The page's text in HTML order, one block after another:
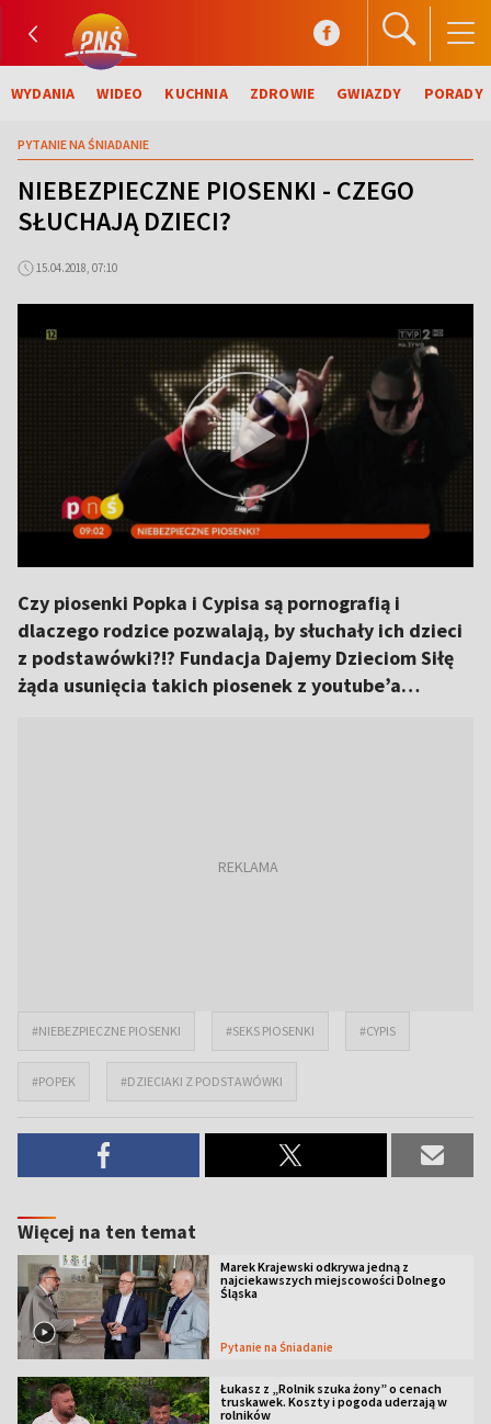
WYDANIA WIDEO KUCHNIA ZDROWIE GWIAZDY PORADY
PYTANIE NA ŚNIADANIE
NIEBEZPIECZNE PIOSENKI - CZEGO
SŁUCHAJĄ DZIECI?
15.04.2018, 07:10
Czy piosenki Popka i Cypisa są pornografią i
dlaczego rodzice pozwalają, by słuchały ich dzieci
z podstawówki?!? Fundacja Dajemy Dzieciom Siłę
żąda usunięcia takich piosenek z youtube’a…
#NIEBEZPIECZNE PIOSENKI #SEKS PIOSENKI #CYPIS
#POPEK #DZIECIAKI Z PODSTAWÓWKI
Więcej na ten temat
Marek Krajewski odkrywa jedną z
najciekawszych miejscowości Dolnego
Śląska
Pytanie na Śniadanie
Łukasz z „Rolnik szuka żony” o cenach
truskawek. Koszty i pogoda uderzają w
rolników